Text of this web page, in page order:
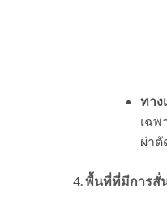
ทาง
เฉพ
ผ่า
พื้นที่ที่มีการสั่